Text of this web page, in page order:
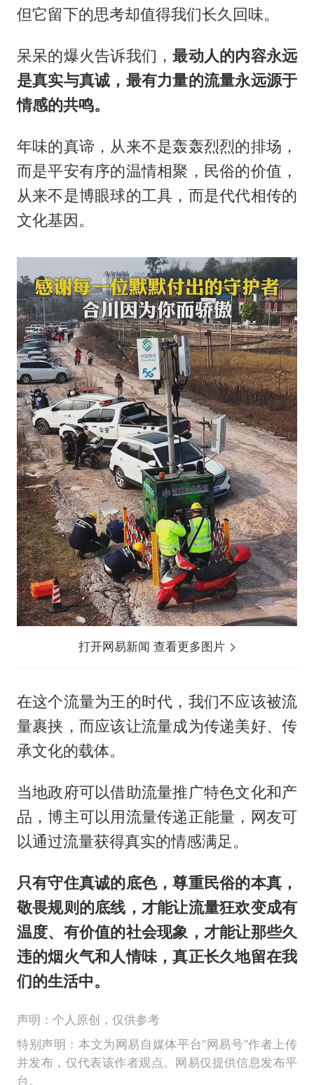
但它留下的思考却值得我们长久回味。
呆呆的爆火告诉我们，最动人的内容永远
是真实与真诚，最有力量的流量永远源于
情感的共鸣。
年味的真谛，从来不是轰轰烈烈的排场，
而是平安有序的温情相聚，民俗的价值，
从来不是博眼球的工具，而是代代相传的
文化基因。
打开网易新闻 查看更多图片
在这个流量为王的时代，我们不应该被流
量裹挟，而应该让流量成为传递美好、传
承文化的载体。
当地政府可以借助流量推广特色文化和产
品，博主可以用流量传递正能量，网友可
以通过流量获得真实的情感满足。
只有守住真诚的底色，尊重民俗的本真，
敬畏规则的底线，才能让流量狂欢变成有
温度、有价值的社会现象，才能让那些久
违的烟火气和人情味，真正长久地留在我
们的生活中。
声明：个人原创，仅供参考
特别声明：本文为网易自媒体平台“网易号”作者上传
并发布，仅代表该作者观点。网易仅提供信息发布平
台。